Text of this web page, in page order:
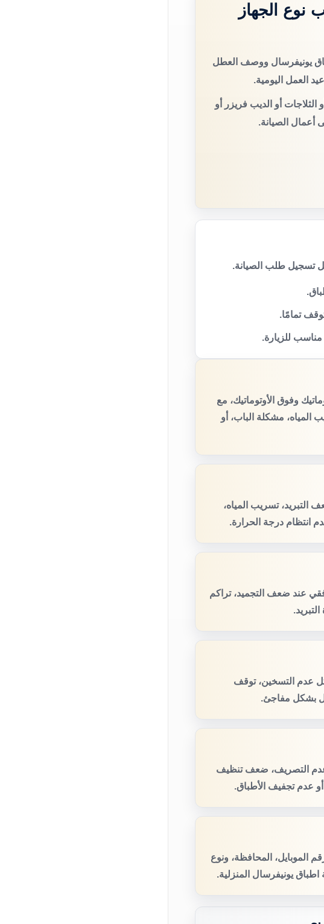
الجهاز
يونيفرسال ووصف العطل
العمل اليومية.
أو الديب فريزر أو
أعمال الصيانة.
تسجيل طلب الصيانة.
تمامًا.
للزيارة.
وفوق الأوتوماتيك، مع
مشكلة الباب، أو
تسريب المياه،
انتظام درجة الحرارة.
عند ضعف التجميد، تراكم
عدم التسخين، توقف
بشكل مفاجئ.
عدم التصريف، ضعف تنظيف
أو عدم تجفيف الأطباق.
الموبايل، المحافظة، ونوع
يونيفرسال المنزلية.